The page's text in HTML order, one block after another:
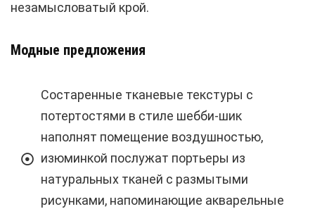
незамысловатый крой.
Модные предложения
Состаренные тканевые текстуры с
потертостями в стиле шебби-шик
наполнят помещение воздушностью,
изюминкой послужат портьеры из
натуральных тканей с размытыми
рисунками, напоминающие акварельные